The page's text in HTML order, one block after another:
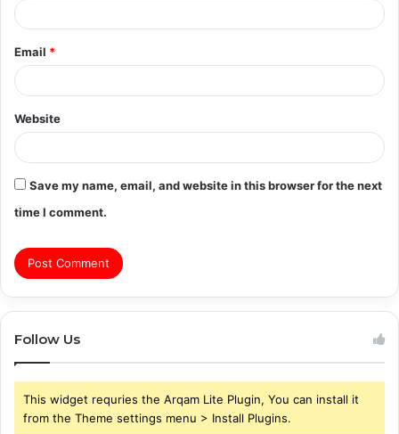
Email *
Website
Save my name, email, and website in this browser for the next
time I comment.
Follow Us
This widget requries the Arqam Lite Plugin, You can install it
from the Theme settings menu > Install Plugins.